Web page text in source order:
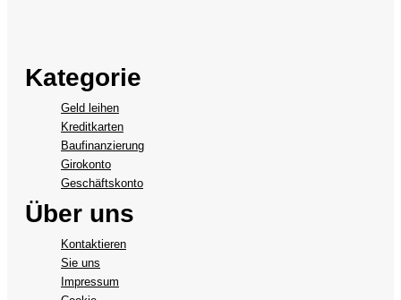
Kategorie
Geld leihen
Kreditkarten
Baufinanzierung
Girokonto
Geschäftskonto
Über uns
Kontaktieren
Sie uns
Impressum